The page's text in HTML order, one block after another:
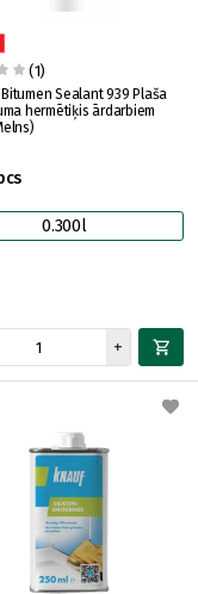
(1)
Bitumen Sealant 939 Plaša
hermētiķis ārdarbiem
0.300l